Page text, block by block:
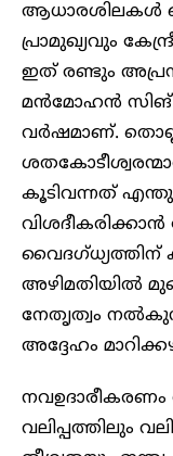
ആധാരശിലകള്‍
പ്രാമുഖ്യവും
ഇത് രണ്ടും
മൻമോഹൻ സിങ്
വർഷമാണ്.
കൂടിവന്നത്
വൈദഗ്ധ്യത്തിന്
അഴിമതിയിൽ
നേതൃത്വം
അദ്ദേഹം
വലിപ്പത്തിലും